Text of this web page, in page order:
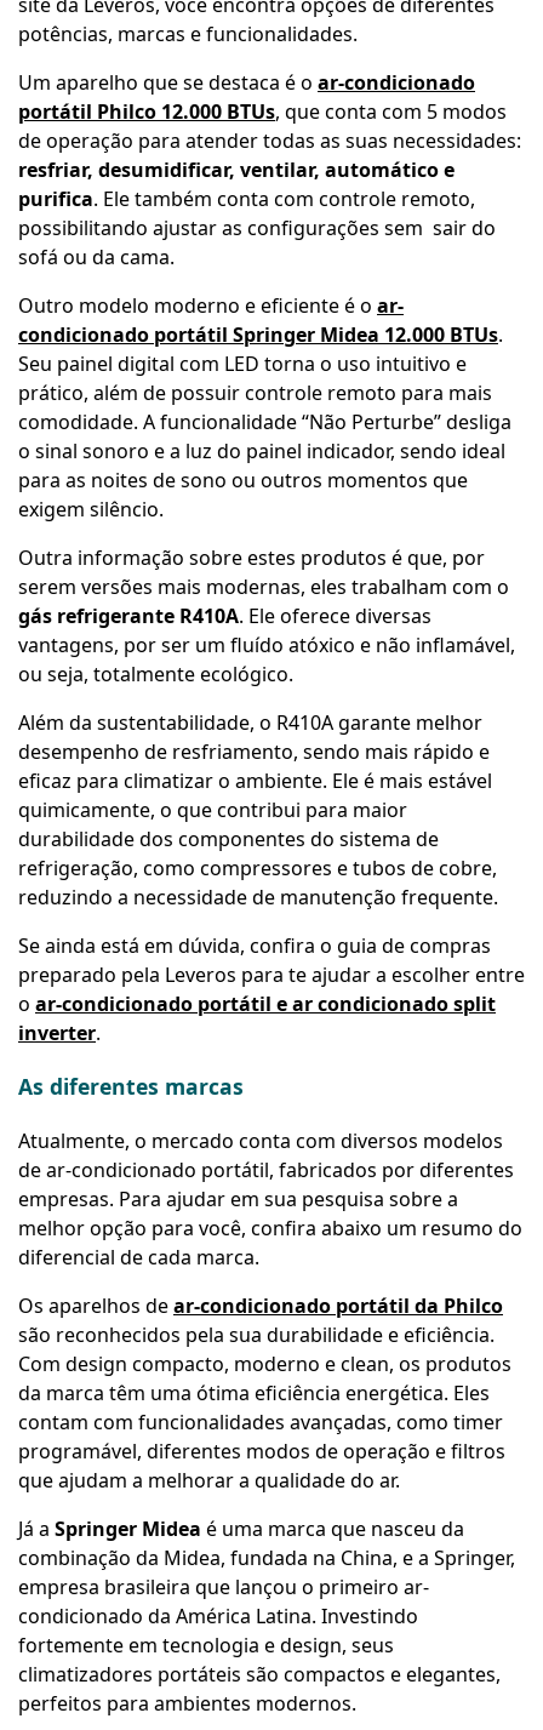
potências, marcas e funcionalidades.
Um aparelho que se destaca é o ar-condicionado
portátil Philco 12.000 BTUs, que conta com 5 modos
de operação para atender todas as suas necessidades:
resfriar, desumidificar, ventilar, automático e
purifica. Ele também conta com controle remoto,
possibilitando ajustar as configurações sem sair do
sofá ou da cama.
Outro modelo moderno e eficiente é o ar-
condicionado portátil Springer Midea 12.000 BTUs.
Seu painel digital com LED torna o uso intuitivo e
prático, além de possuir controle remoto para mais
comodidade. A funcionalidade “Não Perturbe” desliga
o sinal sonoro e a luz do painel indicador, sendo ideal
para as noites de sono ou outros momentos que
exigem silêncio.
Outra informação sobre estes produtos é que, por
serem versões mais modernas, eles trabalham com o
gás refrigerante R410A. Ele oferece diversas
vantagens, por ser um fluído atóxico e não inflamável,
ou seja, totalmente ecológico.
Além da sustentabilidade, o R410A garante melhor
desempenho de resfriamento, sendo mais rápido e
eficaz para climatizar o ambiente. Ele é mais estável
quimicamente, o que contribui para maior
durabilidade dos componentes do sistema de
refrigeração, como compressores e tubos de cobre,
reduzindo a necessidade de manutenção frequente.
Se ainda está em dúvida, confira o guia de compras
preparado pela Leveros para te ajudar a escolher entre
o ar-condicionado portátil e ar condicionado split
inverter.
As diferentes marcas
Atualmente, o mercado conta com diversos modelos
de ar-condicionado portátil, fabricados por diferentes
empresas. Para ajudar em sua pesquisa sobre a
melhor opção para você, confira abaixo um resumo do
diferencial de cada marca.
Os aparelhos dear-condicionado portátil da Philco
são reconhecidos pela sua durabilidade e eficiência.
Com design compacto, moderno eclean, os produtos
da marca têm uma ótima eficiência energética. Eles
contam com funcionalidades avançadas, como timer
programável, diferentes modos de operação e filtros
que ajudam a melhorar a qualidade do ar.
Já a Springer Midea é uma marca que nasceu da
combinação da Midea, fundada na China, e a Springer,
empresa brasileira que lançou o primeiro ar-
condicionado da América Latina. Investindo
fortemente em tecnologia e design, seus
climatizadores portáteis são compactos e elegantes,
perfeitos para ambientes modernos.